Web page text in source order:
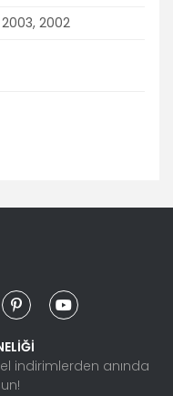
2002
öneri formunu
bulunuyor.
indirimlerden anında